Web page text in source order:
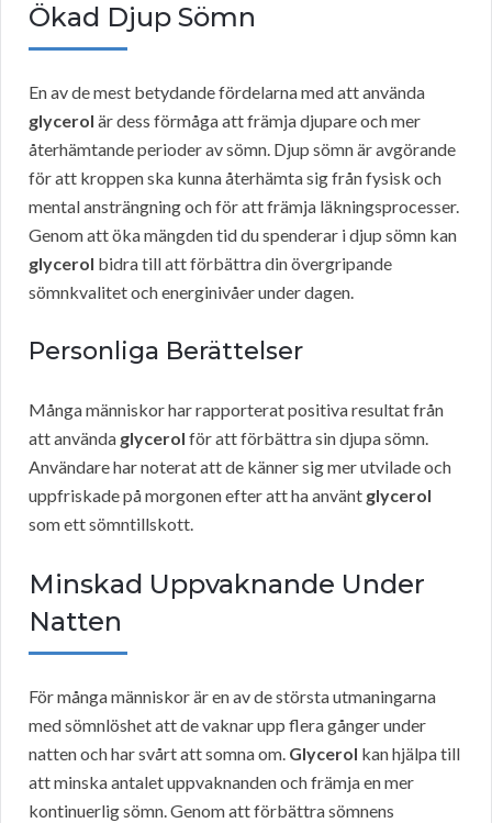
Ökad Djup Sömn
En av de mest betydande fördelarna med att använda
glycerol är dess förmåga att främja djupare och mer
återhämtande perioder av sömn. Djup sömn är avgörande
för att kroppen ska kunna återhämta sig från fysisk och
mental ansträngning och för att främja läkningsprocesser.
Genom att öka mängden tid du spenderar i djup sömn kan
glycerol bidra till att förbättra din övergripande
sömnkvalitet och energinivåer under dagen.
Personliga Berättelser
Många människor har rapporterat positiva resultat från
att använda glycerol för att förbättra sin djupa sömn.
Användare har noterat att de känner sig mer utvilade och
uppfriskade på morgonen efter att ha använt glycerol
som ett sömntillskott.
Minskad Uppvaknande Under
Natten
För många människor är en av de största utmaningarna
med sömnlöshet att de vaknar upp flera gånger under
natten och har svårt att somna om. Glycerol kan hjälpa till
att minska antalet uppvaknanden och främja en mer
kontinuerlig sömn. Genom att förbättra sömnens